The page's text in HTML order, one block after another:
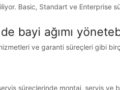
Basic, Standart ve Enterprise
bayi ağımı
ve garanti süreçleri gibi
süreçlerinde montaj, servis ve